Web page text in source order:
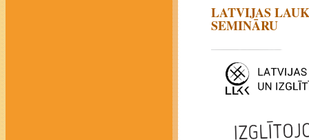
LATVIJAS
SEMINĀRU